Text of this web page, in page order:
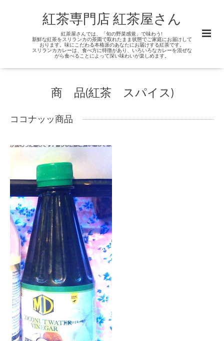
紅茶専門店 紅茶屋さん
紅茶屋さんでは、「旬の野菜感覚」で味わう!
新鮮な紅茶をスリランカの茶園で取れたまま状態でご家庭にお届けして
おります。味にこだわる本格派のあなたにお届けする紅茶です。
スリランカカレーは、食べ方に特徴があり、いろいろなカレーを混ぜな
がら食べることによって深い味わいが楽しめます。
商 品(紅茶 スパイス)
ココナッッ商品